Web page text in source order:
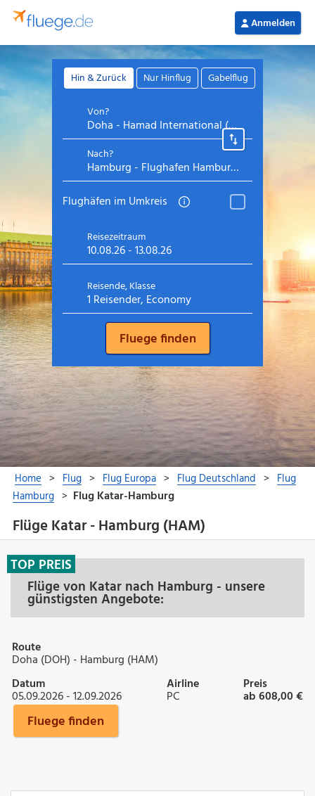
Flüge Katar - Hamburg (HAM)
Flüge von Katar nach Hamburg - unsere
günstigsten Angebote:
TOP PREIS
Route
Doha (DOH) - Hamburg (HAM)
Datum
05.09.2026 - 12.09.2026
Airline
PC
Preis
ab 608,00 €
Fluege finden